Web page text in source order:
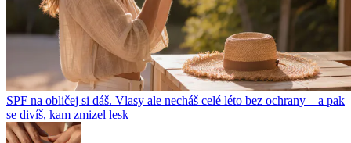
SPF na obličej si dáš. Vlasy ale necháš celé léto bez ochrany – a pak
se divíš, kam zmizel lesk